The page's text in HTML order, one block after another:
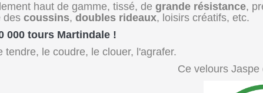
haut de gamme, tissé, de grande résistance,
des coussins, doubles rideaux, loisirs créatifs, etc.
000 tours Martindale !
tendre, le coudre, le clouer, l'agrafer.
Ce velours